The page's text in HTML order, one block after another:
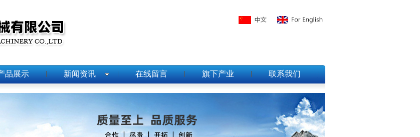
品展示 新闻资讯 在线留言 旗下产业 联系我们